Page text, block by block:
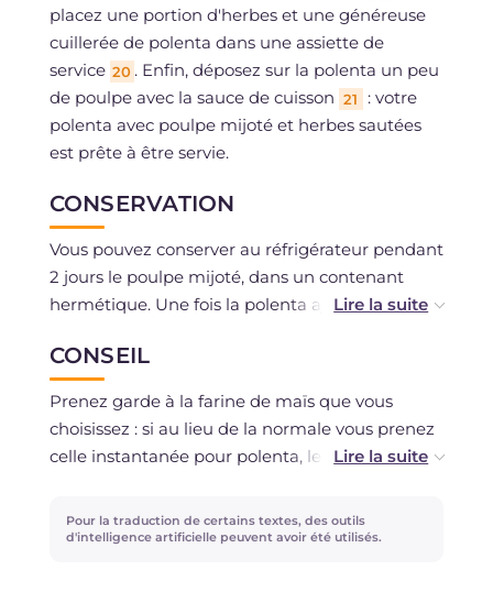
placez une portion d'herbes et une généreuse
cuillerée de polenta dans une assiette de
service 20 . Enfin, déposez sur la polenta un peu
de poulpe avec la sauce de cuisson 21
: votre
polenta avec poulpe mijoté et herbes sautées
est prête à être servie.
CONSERVATION
Vous pouvez conserver au réfrigérateur pendant
2 jours le poulpe mijoté, dans un contenant
hermétique. Une fois la polenta ajoutée, il est
immédiatement. La congélation n'est pas
recommandée.
CONSEIL
Prenez garde à la farine de maïs que vous
choisissez : si au lieu de la normale vous prenez
celle instantanée pour polenta, les temps de
ailleurs, si vous voulez essayer ce plat en version
épicée, déchiquetez dans le poulpe mijoté un
Pour la traduction de certains textes, des outils
d'intelligence artificielle peuvent avoir été utilisés.